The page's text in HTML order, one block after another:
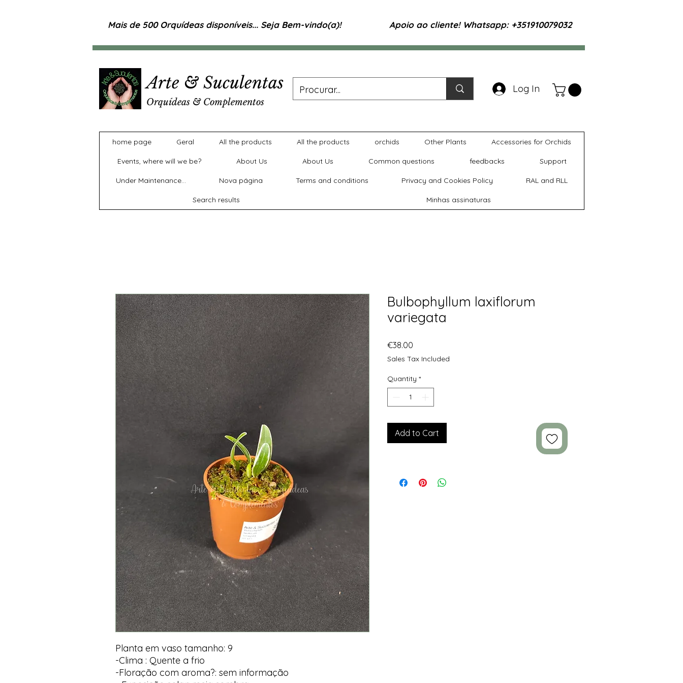
Mais de 500 Orquídeas disponíveis... Seja Bem-vindo(a)! Apoio ao cliente! Whatsapp: +351910079032
Arte & Suculentas
Orquídeas & Complementos
Log In
home page Geral All the products All the products orchids Other Plants Accessories for Orchids
Events, where will we be? About Us About Us Common questions feedbacks Support
Under Maintenance... Nova página Terms and conditions Privacy and Cookies Policy RAL and RLL
Search results Minhas assinaturas
Planta em vaso tamanho: 9
-Clima : Quente a frio
-Floração com aroma?: sem informação
Bulbophyllum laxiflorum
variegata
€38.00
Sales Tax Included
Quantity *
Add to Cart